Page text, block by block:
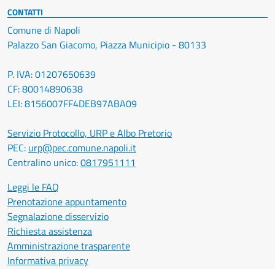
CONTATTI
Comune di Napoli
Palazzo San Giacomo, Piazza Municipio - 80133
P. IVA: 01207650639
CF: 80014890638
LEI: 8156007FF4DEB97ABA09
Servizio Protocollo, URP e Albo Pretorio
PEC: urp@pec.comune.napoli.it
Centralino unico:0817951111
Leggi le FAQ
Prenotazione appuntamento
Segnalazione disservizio
Richiesta assistenza
Amministrazione trasparente
Informativa privacy